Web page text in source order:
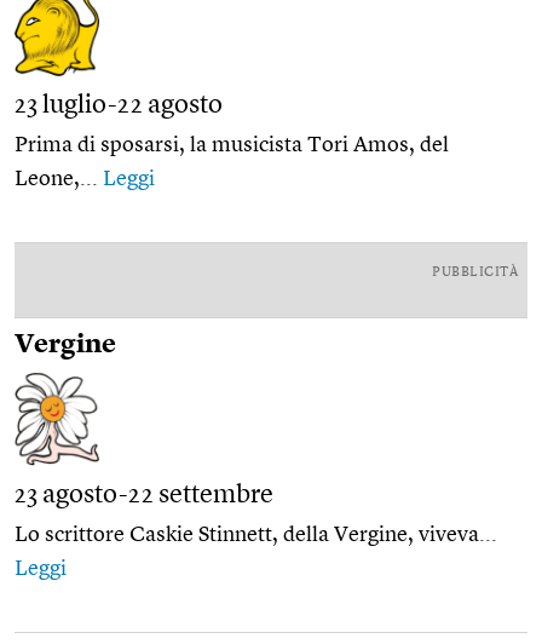
23 luglio-22 agosto
Prima di sposarsi, la musicista Tori Amos, del
Leone,... Leggi
PUBBLICITÀ
Vergine
23 agosto-22 settembre
Lo scrittore Caskie Stinnett, della Vergine, viveva...
Leggi